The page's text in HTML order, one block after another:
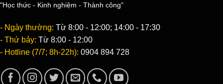
"Học thức - Kinh nghiệm - Thành công"
- Ngày thường: Từ 8:00 - 12:00; 14:00 - 17:30
- Thứ bảy: Từ 8:00 - 12:00
- Hotline (7/7; 8h-22h): 0904 894 728